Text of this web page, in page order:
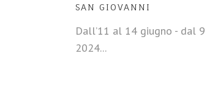
SAN GIOVANNI
Dall’11 al 14 giugno - dal
2024...